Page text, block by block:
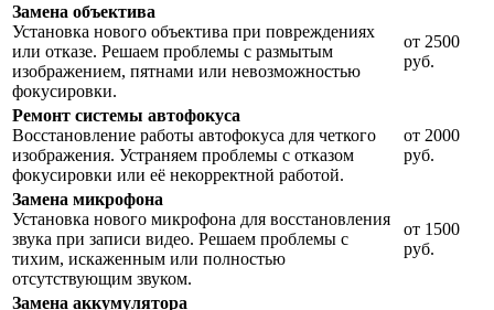
Замена объектива
Установка нового объектива при повреждениях
или отказе. Решаем проблемы с размытым
изображением, пятнами или невозможностью
фокусировки.
от 2500
руб.
Ремонт системы автофокуса
Восстановление работы автофокуса для четкого
изображения. Устраняем проблемы с отказом
фокусировки или её некорректной работой.
от 2000
руб.
Замена микрофона
Установка нового микрофона для восстановления
звука при записи видео. Решаем проблемы с
тихим, искаженным или полностью
отсутствующим звуком.
от 1500
руб.
Замена аккумулятора